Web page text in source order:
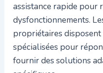
assistance rapide pour
dysfonctionnements.
propriétaires disposent
spécialisées pour
fournir des solutions